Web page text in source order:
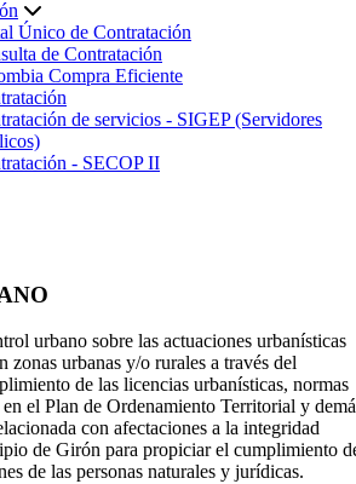
Único de Contratación
de Contratación
Compra Eficiente
de servicios - SIGEP (Servidores
- SECOP II
urbano sobre las actuaciones urbanísticas
zonas urbanas y/o rurales a través del
de las licencias urbanísticas, normas
el Plan de Ordenamiento Territorial y
con afectaciones a la integridad
de Girón para propiciar el cumplimiento
de las personas naturales y jurídicas.